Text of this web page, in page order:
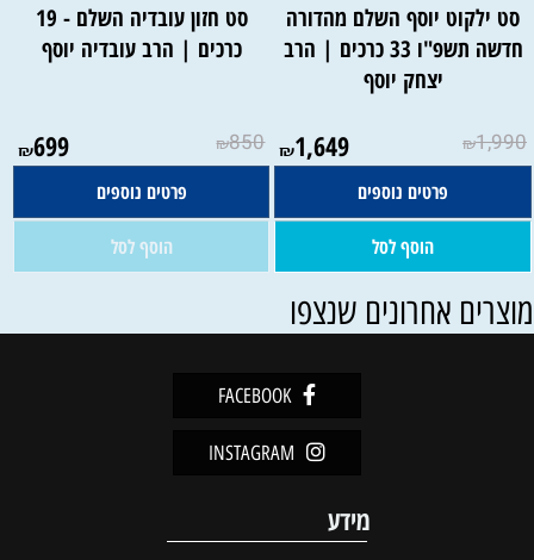
סט ילקוט יוסף השלם מהדורה
חדשה תשפ"ו 33 כרכים | הרב
יצחק יוסף
₪1,990
₪1,649
פרטים נוספים
הוסף לסל
סט חזון עובדיה השלם - 19
כרכים | הרב עובדיה יוסף
₪850
₪699
פרטים נוספים
הוסף לסל
אחרונים שנצפו
FACEBOOK
INSTAGRAM
מידע